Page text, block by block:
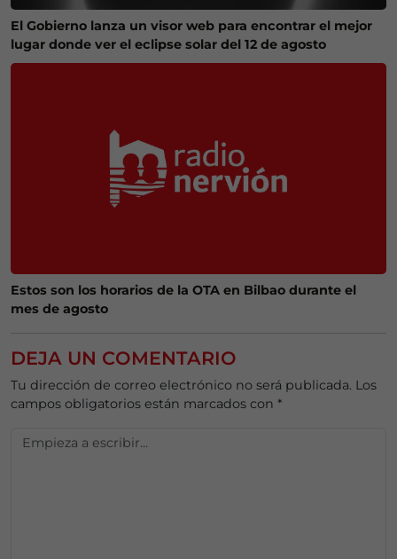
El Gobierno lanza un visor web para encontrar el mejor
lugar donde ver el eclipse solar del 12 de agosto
Estos son los horarios de la OTA en Bilbao durante el
mes de agosto
DEJA UN COMENTARIO
Tu dirección de correo electrónico no será publicada. Los
campos obligatorios están marcados con *